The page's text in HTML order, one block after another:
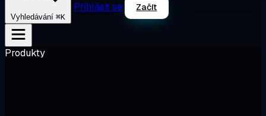
Vyhledávání ⌘K
Přihlásit se Začít
Produkty